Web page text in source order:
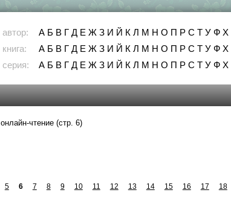
автор: А Б В Г Д Е Ж З И Й К Л М Н О П Р С Т У Ф Х
книга:
А Б В Г Д Е Ж З И Й К Л М Н О П Р С Т У Ф Х
серия:
А Б В Г Д Е Ж З И Й К Л М Н О П Р С Т У Ф Х
онлайн-чтение (стр. 6)
5 6 7 8 9 10 11 12 13 14 15 16 17 18